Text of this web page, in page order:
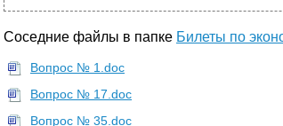
Соседние файлы в папке Билеты по
Вопрос № 1.doc
Вопрос № 17.doc
Вопрос № 35.doc